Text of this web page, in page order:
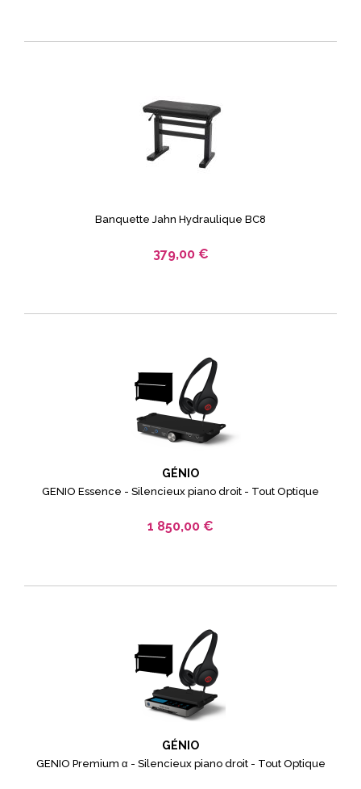
Banquette Jahn Hydraulique BC8
379,00 €
GÉNIO
GENIO Essence - Silencieux piano droit - Tout Optique
1 850,00 €
GÉNIO
GENIO Premium α - Silencieux piano droit - Tout Optique